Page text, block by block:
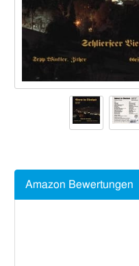
Amazon Bewertungen